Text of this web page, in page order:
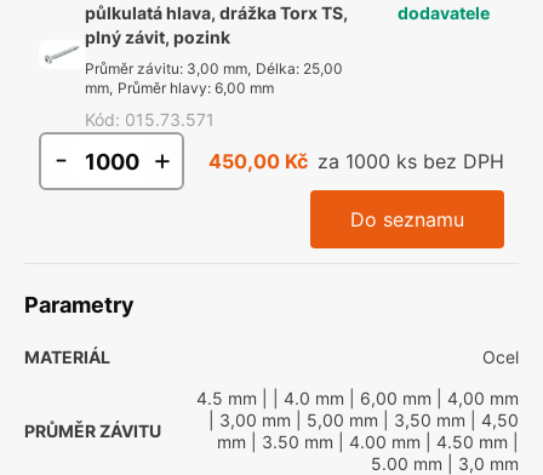
půlkulatá hlava, drážka Torx TS,
plný závit, pozink
Průměr závitu: 3,00 mm, Délka: 25,00
mm, Průměr hlavy:6,00 mm
Kód: 015.73.571
dodavatele
- + 450,00 Kč za 1000 ks bez DPH
Do seznamu
Parametry
MATERIÁL Ocel
PRŮMĚR ZÁVITU
4.5 mm | 4.0 mm | 6,00 mm | 4,00 mm
| 3,00 mm | 5,00 mm | 3,50 mm | 4,50
mm | 3.50 mm | 4.00 mm | 4.50 mm
5.00 mm | 3,0 mm